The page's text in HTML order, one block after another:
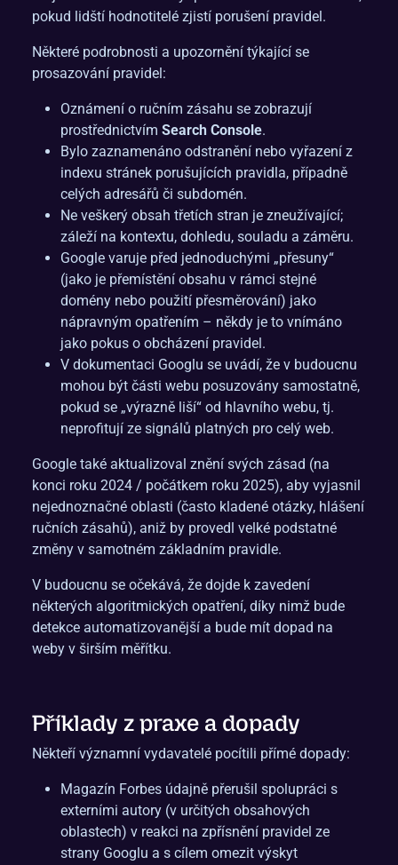
pokud lidští hodnotitelé zjistí porušení pravidel.
Některé podrobnosti a upozornění týkající se
prosazování pravidel:
Oznámení o ručním zásahu se zobrazují
prostřednictvím Search Console.
Bylo zaznamenáno odstranění nebo vyřazení z
indexu stránek porušujících pravidla, případně
celých adresářů či subdomén.
Ne veškerý obsah třetích stran je zneužívající;
záleží na kontextu, dohledu, souladu a záměru.
Google varuje před jednoduchými „přesuny“
(jako je přemístění obsahu v rámci stejné
domény nebo použití přesměrování) jako
nápravným opatřením – někdy je to vnímáno
jako pokus o obcházení pravidel.
V dokumentaci Googlu se uvádí, že v budoucnu
mohou být části webu posuzovány samostatně,
pokud se „výrazně liší“ od hlavního webu, tj.
neprofitují ze signálů platných pro celý web.
Google také aktualizoval znění svých zásad (na
konci roku 2024 / počátkem roku 2025), aby vyjasnil
nejednoznačné oblasti (často kladené otázky, hlášení
ručních zásahů), aniž by provedl velké podstatné
změny v samotném základním pravidle.
V budoucnu se očekává, že dojde k zavedení
některých algoritmických opatření, díky nimž bude
detekce automatizovanější a bude mít dopad na
weby v širším měřítku.
Příklady z praxe a dopady
Někteří významní vydavatelé pocítili přímé dopady:
Magazín Forbes údajně přerušil spolupráci s
externími autory (v určitých obsahových
oblastech) v reakci na zpřísnění pravidel ze
strany Googlu a s cílem omezit výskyt